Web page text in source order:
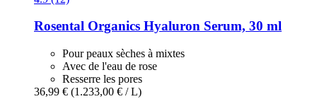
Rosental Organics Hyaluron Serum, 30 ml
Pour peaux sèches à mixtes
Avec de l'eau de rose
Resserre les pores
36,99 € (1.233,00 € / L)